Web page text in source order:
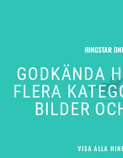
HINGSTAR
GODKÄNDA
FLERA
BILDER
VISA ALLA